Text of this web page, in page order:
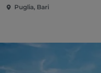
Puglia, Bari